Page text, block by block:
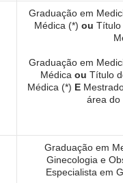
Graduação em
Médica (*) ou Título
Graduação em
Médicaou Título
Médica (*) E
área do
Graduação em
Ginecologia e
Especialista em